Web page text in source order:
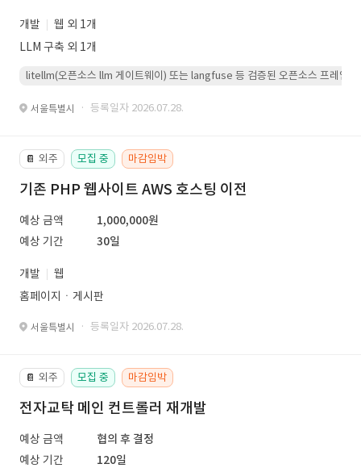
개발
웹 외 1개
LLM 구축 외 1개
litellm(오픈소스 llm 게이트웨이) 또는 langfuse 등 검증된 오픈소스 프레임워
서울특별시 · 등록일자 2026.07.28.
📔 외주 모집 중 마감임박
기존 PHP 웹사이트 AWS 호스팅 이전
예상 금액
1,000,000원
예상 기간
30일
개발
웹
홈페이지ㆍ게시판
서울특별시 · 등록일자 2026.07.28.
📔 외주 모집 중 마감임박
전자교탁 메인 컨트롤러 재개발
예상 금액
협의 후 결정
예상 기간
120일